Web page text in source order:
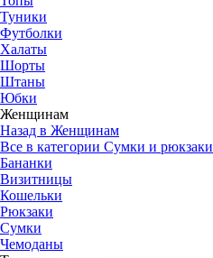
Туники
Футболки
Халаты
Шорты
Штаны
Юбки
Женщинам
Назад в Женщинам
Все в категории Сумки и рюкзаки
Бананки
Визитницы
Кошельки
Рюкзаки
Сумки
Чемоданы